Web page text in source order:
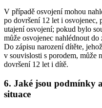
V případě osvojení mohou
po dovršení 12 let i osvojenec,
utajení osvojení; pokud bylo
může osvojenec nahlédnout
Do zápisu narození dítěte,
v souvislosti s porodem, může
dovršení 12 let i dítě.
6. Jaké jsou podmínky
situace